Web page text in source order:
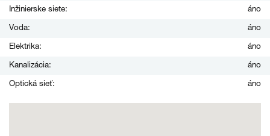
Inžinierske siete: áno
Voda: áno
Elektrika: áno
Kanalizácia: áno
Optická sieť: áno